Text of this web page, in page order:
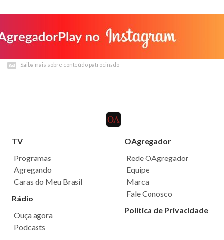
Saiba mais sobre conteúdo patrocinado
Saiba mais sobre conteúdo patrocinado
TV
Programas
Agregando
Caras do Meu Brasil
Rádio
Ouça agora
Podcasts
OAgregador
Rede OAgregador
Equipe
Marca
Fale Conosco
Política de Privacidade